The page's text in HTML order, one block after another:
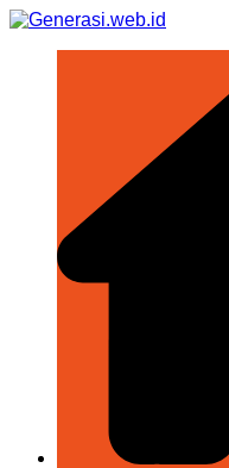
Skip